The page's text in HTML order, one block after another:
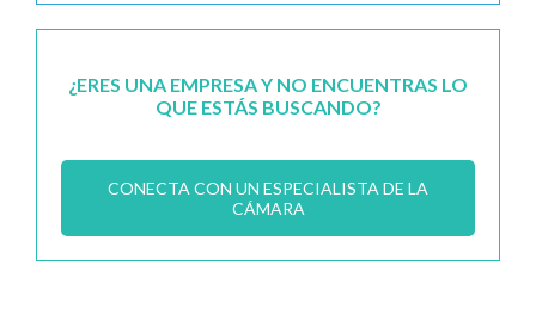
¿ERES UNA EMPRESA Y NO ENCUENTRAS LO
QUE ESTÁS BUSCANDO?
CONECTA CON UN ESPECIALISTA DE LA
CÁMARA